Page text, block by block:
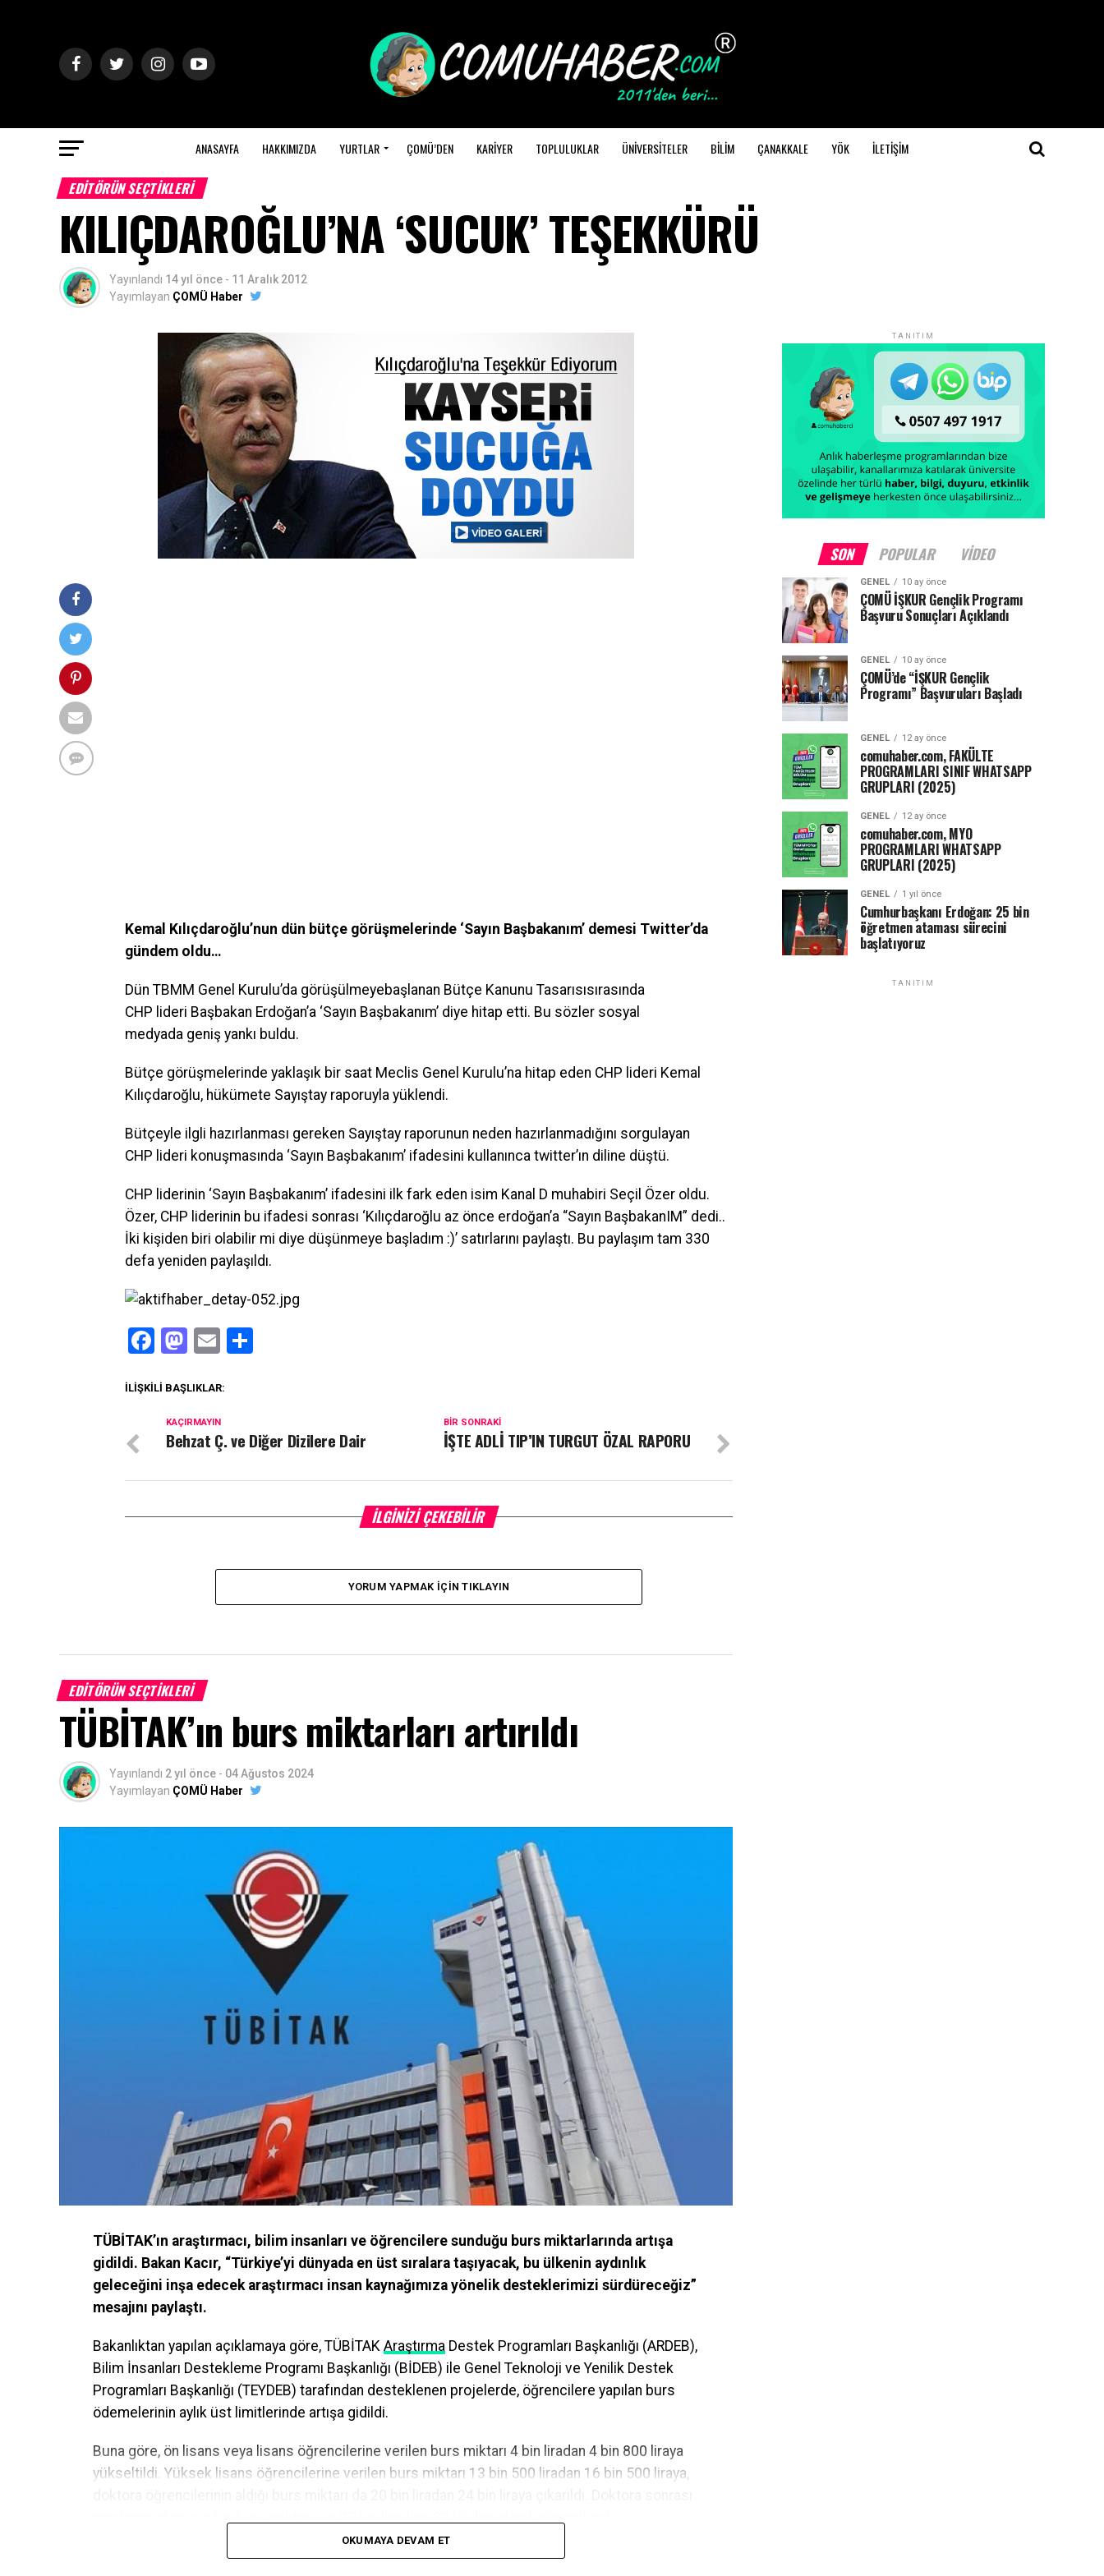
ANASAYFA HAKKIMIZDA YURTLAR ÇOMÜ’DEN KARİYER TOPLULUKLAR ÜNİVERSİTELER BİLİM ÇANAKKALE YÖK İLETİŞİM
EDITÖRÜN SEÇTIKLERI
KILIÇDAROĞLU’NA ‘SUCUK’ TEŞEKKÜRÜ
Yayınlandı 14 yıl önce - 11 Aralık 2012
Yayımlayan ÇOMÜ Haber
Kemal Kılıçdaroğlu’nun dün bütçe görüşmelerinde ‘Sayın Başbakanım’ demesi Twitter’da
gündem oldu…
Dün TBMM Genel Kurulu’da görüşülmeyebaşlanan Bütçe Kanunu Tasarısısırasında
CHP lideri Başbakan Erdoğan’a ‘Sayın Başbakanım’ diye hitap etti. Bu sözler sosyal
medyada geniş yankı buldu.
Bütçe görüşmelerinde yaklaşık bir saat Meclis Genel Kurulu’na hitap eden CHP lideri Kemal
Kılıçdaroğlu, hükümete Sayıştay raporuyla yüklendi.
Bütçeyle ilgli hazırlanması gereken Sayıştay raporunun neden hazırlanmadığını sorgulayan
CHP lideri konuşmasında ‘Sayın Başbakanım’ ifadesini kullanınca twitter’ın diline düştü.
CHP liderinin ‘Sayın Başbakanım’ ifadesini ilk fark eden isim Kanal D muhabiri Seçil Özer oldu.
Özer, CHP liderinin bu ifadesi sonrası ‘Kılıçdaroğlu az önce erdoğan’a “Sayın BaşbakanIM” dedi..
İki kişiden biri olabilir mi diye düşünmeye başladım :)’ satırlarını paylaştı. Bu paylaşım tam 330
defa yeniden paylaşıldı.
Facebook
Mastodon
Email
İLIŞKILI BAŞLIKLAR:
BIR SONRAKI
İŞTE ADLİ TIP’IN TURGUT ÖZAL RAPORU
KAÇIRMAYIN
Behzat Ç. ve Diğer Dizilere Dair
İLGINIZI ÇEKEBILIR
YORUM YAPMAK İÇIN TIKLAYIN
EDITÖRÜN SEÇTIKLERI
TÜBİTAK’ın burs miktarları artırıldı
Yayınlandı 2 yıl önce - 04 Ağustos 2024
Yayımlayan ÇOMÜ Haber
TÜBİTAK’ın araştırmacı, bilim insanları ve öğrencilere sunduğu burs miktarlarında artışa
gidildi. Bakan Kacır, “Türkiye’yi dünyada en üst sıralara taşıyacak, bu ülkenin aydınlık
geleceğini inşa edecek araştırmacı insan kaynağımıza yönelik desteklerimizi sürdüreceğiz”
mesajını paylaştı.
Bakanlıktan yapılan açıklamaya göre, TÜBİTAK Araştırma Destek Programları Başkanlığı (ARDEB),
Bilim İnsanları Destekleme Programı Başkanlığı (BİDEB) ile Genel Teknoloji ve Yenilik Destek
Programları Başkanlığı (TEYDEB) tarafından desteklenen projelerde, öğrencilere yapılan burs
ödemelerinin aylık üst limitlerinde artışa gidildi.
Buna göre, ön lisans veya lisans öğrencilerine verilen burs miktarı 4 bin liradan 4 bin 800 liraya
yükseltildi. Yüksek lisans öğrencilerine verilen burs miktarı 13 bin 500 liradan 16 bin 500 liraya,
Bu arada, BİDEB 2250 Lisansüstü Bursları Performans Programı’nda yer alan performans
OKUMAYA DEVAM ET
TANITIM
SON POPULAR VIDEO
GENEL 10 ay önce
ÇOMÜ İŞKUR Gençlik Programı
Başvuru Sonuçları Açıklandı
GENEL 10 ay önce
ÇOMÜ’de “İŞKUR Gençlik
Programı” Başvuruları Başladı
GENEL 12 ay önce
comuhaber.com, FAKÜLTE
PROGRAMLARI SINIF WHATSAPP
GRUPLARI (2025)
GENEL 12 ay önce
comuhaber.com, MYO
PROGRAMLARI WHATSAPP
GRUPLARI (2025)
GENEL 1 yıl önce
Cumhurbaşkanı Erdoğan: 25 bin
öğretmen ataması sürecini
başlatıyoruz
TANITIM